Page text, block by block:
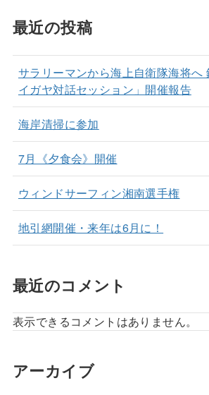
最近の投稿
サラリーマンから海上自衛隊海将へ
イガヤ対話セッション」開催報告
海岸清掃に参加
7月《夕食会》開催
ウィンドサーフィン湘南選手権
地引網開催・来年は6月に！
最近のコメント
表示できるコメントはありません。
アーカイブ